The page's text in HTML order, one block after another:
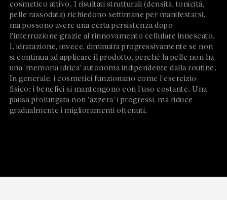
cosmetico attivo. I risultati strutturali (densità, tonicità,
pelle rassodata) richiedono settimane per manifestarsi,
ma possono avere una certa persistenza dopo
l'interruzione grazie al rinnovamento cellulare innescato.
L'idratazione, invece, diminuirà progressivamente se non
si continua ad applicare il prodotto, perché la pelle non ha
una 'memoria idrica' autonoma indipendente dalla routine.
In generale, i cosmetici funzionano come l'esercizio
fisico: i benefici si mantengono con l'uso costante. Una
pausa prolungata non 'azzera' i progressi, ma riduce
gradualmente i miglioramenti ottenuti.